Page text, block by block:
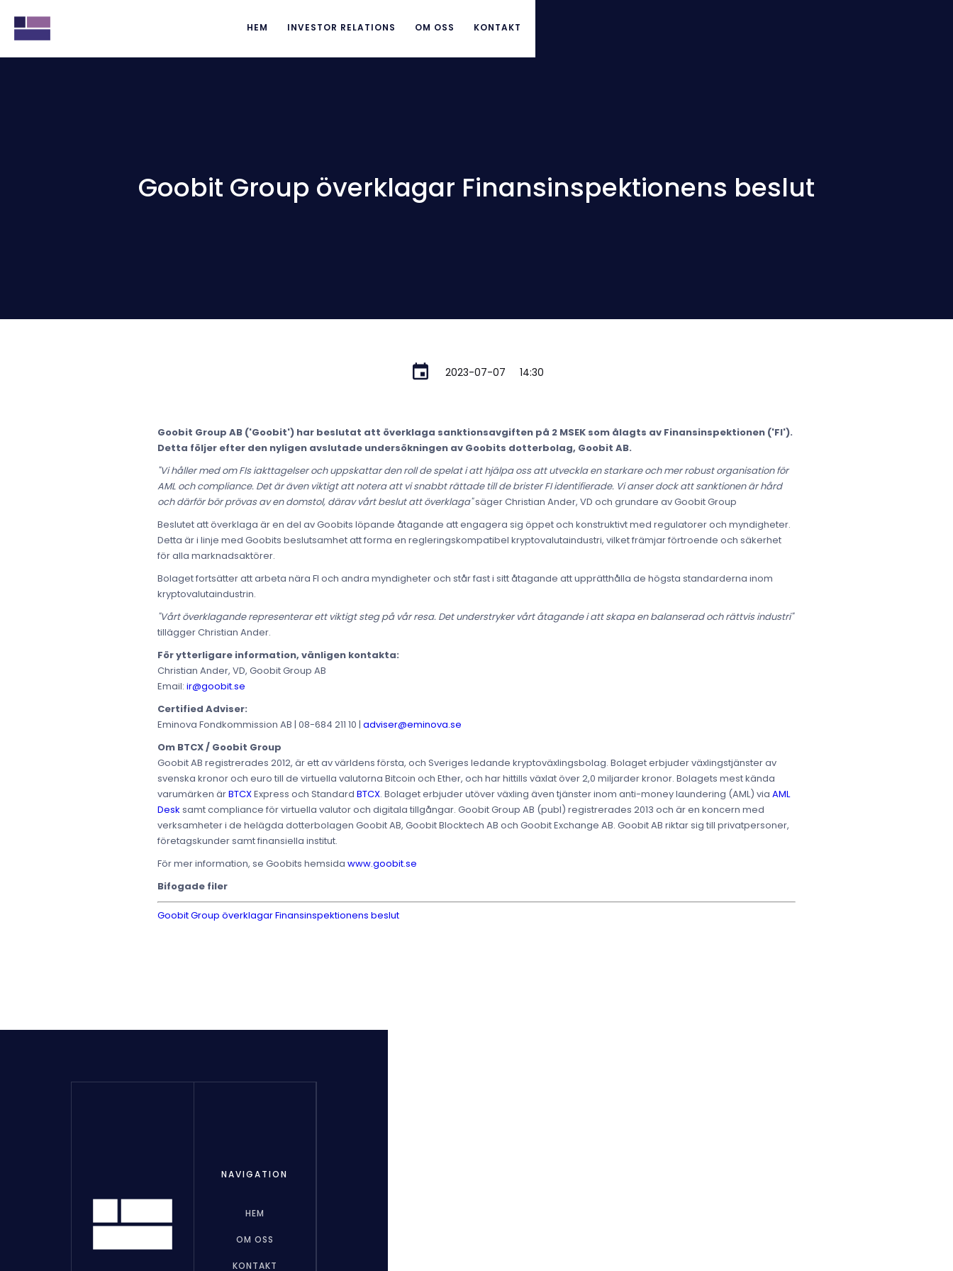
HEM INVESTOR RELATIONS OM OSS KONTAKT
Goobit Group överklagar Finansinspektionens beslut
2023-07-07 14:30
Goobit Group AB ('Goobit') har beslutat att överklaga sanktionsavgiften på 2 MSEK som ålagts av Finansinspektionen ('FI').
Detta följer efter den nyligen avslutade undersökningen av Goobits dotterbolag, Goobit AB.
"Vi håller med om FIs iakttagelser och uppskattar den roll de spelat i att hjälpa oss att utveckla en starkare och mer robust organisation för
AML och compliance. Det är även viktigt att notera att vi snabbt rättade till de brister FI identifierade. Vi anser dock att sanktionen är hård
och därför bör prövas av en domstol, därav vårt beslut att överklaga"säger Christian Ander, VD och grundare av Goobit Group
Beslutet att överklaga är en del av Goobits löpande åtagande att engagera sig öppet och konstruktivt med regulatorer och myndigheter.
Detta är i linje med Goobits beslutsamhet att forma en regleringskompatibel kryptovalutaindustri, vilket främjar förtroende och säkerhet
för alla marknadsaktörer.
Bolaget fortsätter att arbeta nära FI och andra myndigheter och står fast i sitt åtagande att upprätthålla de högsta standarderna inom
kryptovalutaindustrin.
"Vårt överklagande representerar ett viktigt steg på vår resa. Det understryker vårt åtagande i att skapa en balanserad och rättvis industri"
tillägger Christian Ander.
För ytterligare information, vänligen kontakta:
Christian Ander, VD, Goobit Group AB
Email: ir@goobit.se
Certified Adviser:
Eminova Fondkommission AB | 08-684 211 10 | adviser@eminova.se
Om BTCX / Goobit Group
Goobit AB registrerades 2012, är ett av världens första, och Sveriges ledande kryptoväxlingsbolag. Bolaget erbjuder växlingstjänster av
svenska kronor och euro till de virtuella valutorna Bitcoin och Ether, och har hittills växlat över 2,0 miljarder kronor. Bolagets mest kända
varumärken ärBTCXExpress och Standard BTCX. Bolaget erbjuder utöver växling även tjänster inom anti-money laundering (AML) via AML
Desk samt compliance för virtuella valutor och digitala tillgångar. Goobit Group AB (publ) registrerades 2013 och är en koncern med
verksamheter i de helägda dotterbolagen Goobit AB, Goobit Blocktech AB och Goobit Exchange AB. Goobit AB riktar sig till privatpersoner,
företagskunder samt finansiella institut.
För mer information, se Goobits hemsida www.goobit.se
Bifogade filer
Goobit Group överklagar Finansinspektionens beslut
NAVIGATION
HEM
OM OSS
KONTAKT